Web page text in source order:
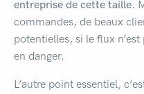
entreprise de cette taille.
commandes, de beaux
potentielles, si le flux
en danger.
L’autre point essentiel,